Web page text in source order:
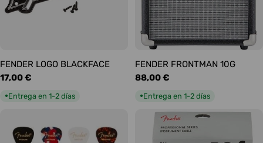
FENDER LOGO BLACKFACE
Precio
17,00 €
●Entrega en 1-2 días
FENDER FRONTMAN 10G
Precio
88,00 €
●Entrega en 1-2 días